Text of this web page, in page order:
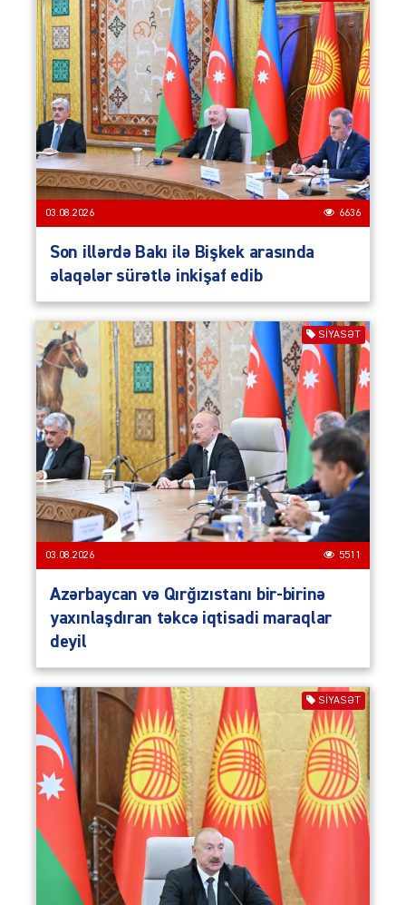
03.08.2026 6636
Son illərdə Bakı ilə Bişkek arasında
əlaqələr sürətlə inkişaf edib
SIYASƏT
03.08.2026 5511
Azərbaycan və Qırğızıstanı bir-birinə
yaxınlaşdıran təkcə iqtisadi maraqlar
deyil
SIYASƏT